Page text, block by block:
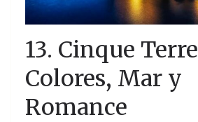
13. Cinque
Colores, Mar y
Romance